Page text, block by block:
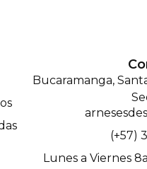
Bucaramanga,
(+57)
Lunes a Viernes